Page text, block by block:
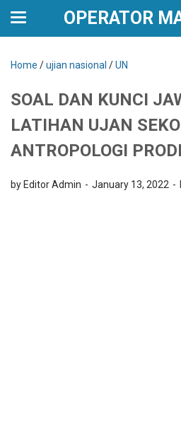
OPERATOR
Home /ujian nasional /UN
SOAL DAN KUNCI
LATIHAN UJAN
ANTROPOLOGI
by Editor Admin January 13, 2022